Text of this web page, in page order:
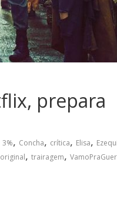
prepara
3%, Concha, crítica, Elisa,
, trairagem,